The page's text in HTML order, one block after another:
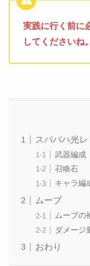
実践に行く前に
してくださいね。
スパバハ光
武器編成
召喚石
キャラ編
ムーブ
ムーブの
ダメージ
おわり